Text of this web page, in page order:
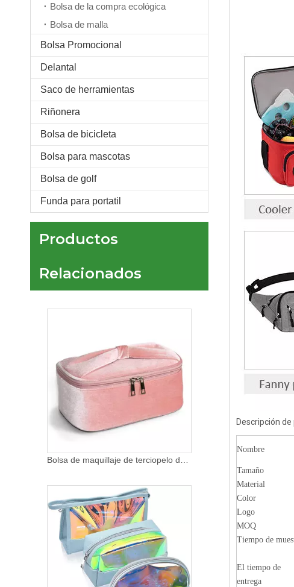
Bolsa de la compra ecológica
Bolsa de malla
Bolsa Promocional
Delantal
Saco de herramientas
Riñonera
Bolsa de bicicleta
Bolsa para mascotas
Bolsa de golf
Funda para portatil
Productos
Relacionados
Bolsa de maquillaje de terciopelo de lujo para mujer, bolsa de almacenamiento de cosméticos portátil, bolsa de maquillaje de novia de Color rosa encantador
Descripción
Nombre
Tamaño
Material
Color
Logo
MOQ
Tiempo de
El tiempo de
entrega